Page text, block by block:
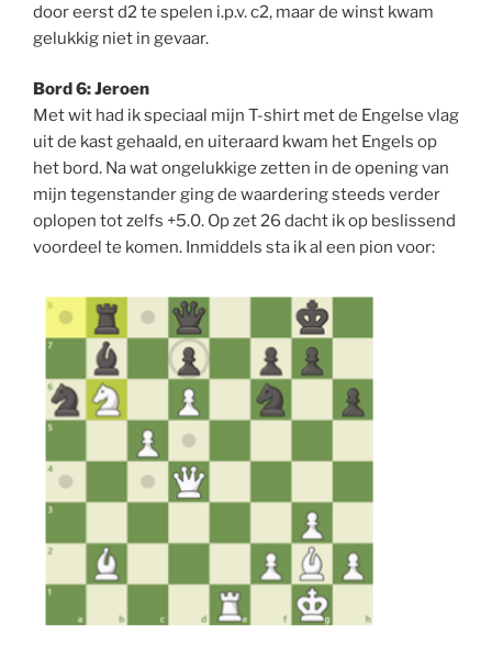
door eerst d2 te spelen i.p.v. c2, maar de winst kwam
gelukkig niet in gevaar.
Bord 6: Jeroen
Met wit had ik speciaal mijn T-shirt met de Engelse vlag
uit de kast gehaald, en uiteraard kwam het Engels op
het bord. Na wat ongelukkige zetten in de opening van
mijn tegenstander ging de waardering steeds verder
oplopen tot zelfs +5.0. Op zet 26 dacht ik op beslissend
voordeel te komen. Inmiddels sta ik al een pion voor: